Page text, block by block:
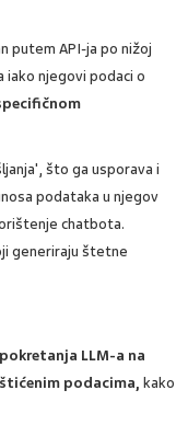
putem API-ja po nižoj
iako njegovi podaci o
što ga usporava i
podataka u njegov
chatbota.
generiraju štetne
LLM-a na
podacima, kako